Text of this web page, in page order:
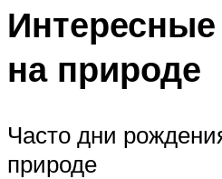
на природе
Часто дни
природе